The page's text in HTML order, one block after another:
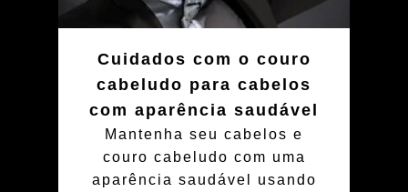
Cuidados com o couro
cabeludo para cabelos
com aparência saudável
Mantenha seu cabelos e
couro cabeludo com uma
aparência saudável usando